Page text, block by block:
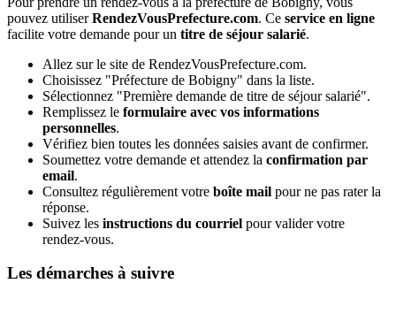
pouvez utiliserRendezVousPrefecture.com. Ce service en ligne
facilite votre demande pour un titre de séjour salarié.
Allez sur le site de RendezVousPrefecture.com.
Choisissez "Préfecture de Bobigny" dans la liste.
Sélectionnez "Première demande de titre de séjour salarié".
Remplissez le formulaire avec vos informations
personnelles.
Vérifiez bien toutes les données saisies avant de confirmer.
Soumettez votre demande et attendez la confirmation par
email.
Consultez régulièrement votre boîte mail pour ne pas rater la
réponse.
Suivez les instructions du courriel pour valider votre
rendez-vous.
Les démarches à suivre